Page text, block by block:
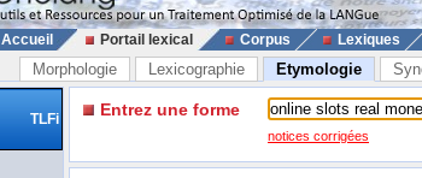
Accueil Portail lexical Corpus Lexiques
Morphologie Lexicographie Etymologie
TLFi Entrez une forme
notices corrigées